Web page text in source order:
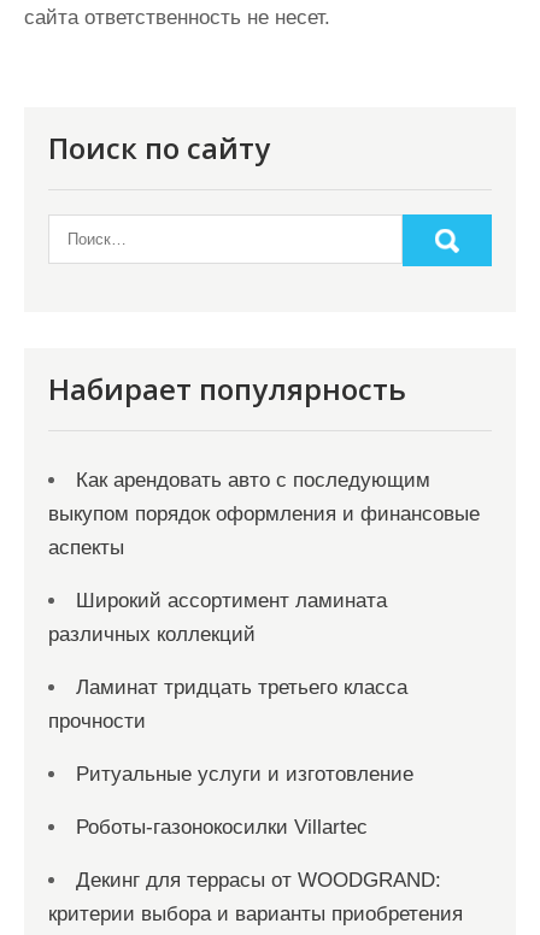
сайта ответственность не несет.
Поиск по сайту
Набирает популярность
Как арендовать авто с последующим
выкупом порядок оформления и финансовые
аспекты
Широкий ассортимент ламината
различных коллекций
Ламинат тридцать третьего класса
прочности
Ритуальные услуги и изготовление
Роботы-газонокосилки Villartec
Декинг для террасы от WOODGRAND:
критерии выбора и варианты приобретения